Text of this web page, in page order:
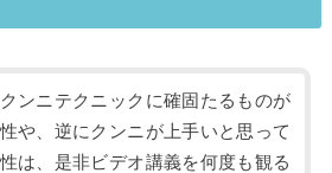
ンニテクニックに確固たるものが
や、逆にクンニが上手いと思って
は、是非ビデオ講義を何度も観る